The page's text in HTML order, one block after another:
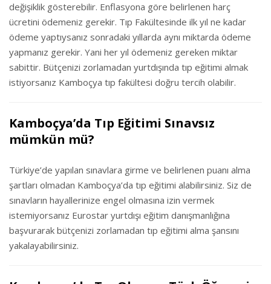
değişiklik gösterebilir. Enflasyona göre belirlenen harç
ücretini ödemeniz gerekir. Tıp Fakültesinde ilk yıl ne kadar
ödeme yaptıysanız sonradaki yıllarda aynı miktarda ödeme
yapmanız gerekir. Yani her yıl ödemeniz gereken miktar
sabittir. Bütçenizi zorlamadan yurtdışında tıp eğitimi almak
istiyorsanız Kamboçya tıp fakültesi doğru tercih olabilir.
Kamboçya’da Tıp Eğitimi Sınavsız
mümkün mü?
Türkiye’de yapılan sınavlara girme ve belirlenen puanı alma
şartları olmadan Kamboçya’da tıp eğitimi alabilirsiniz. Siz de
sınavların hayallerinize engel olmasına izin vermek
istemiyorsanız Eurostar yurtdışı eğitim danışmanlığına
başvurarak bütçenizi zorlamadan tıp eğitimi alma şansını
yakalayabilirsiniz.